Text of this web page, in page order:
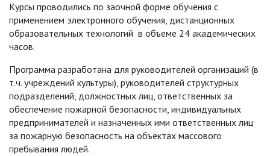
Курсы проводились по заочной форме обучения с
применением электронного обучения, дистанционных
образовательных технологий в объеме 24 академических
часов.
Программа разработана для руководителей организаций (в
т.ч. учреждений культуры), руководителей структурных
подразделений, должностных лиц, ответственных за
обеспечение пожарной безопасности, индивидуальных
предпринимателей и назначенных ими ответственных лиц
за пожарную безопасность на объектах массового
пребывания людей.